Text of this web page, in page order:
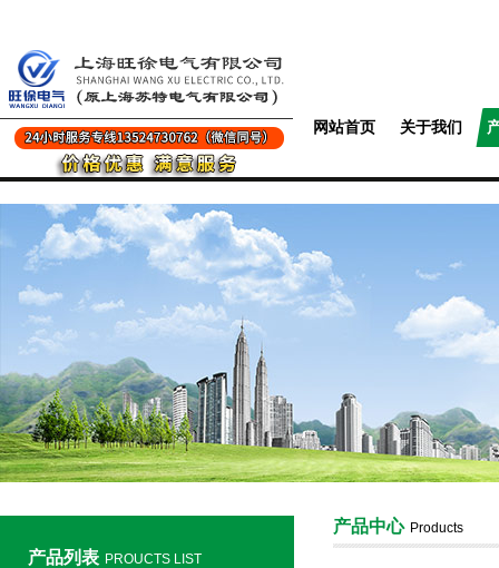
网站首页 关于我们
产品列表 PROUCTS LIST
产品中心 Products